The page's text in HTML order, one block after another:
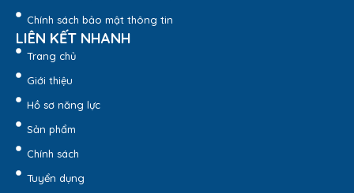
Sổ tay bìa còng gập 2 B069 – Quatangviva.com
Chính sách bảo mật thông tin
LIÊN KẾT NHANH
Trang chủ
Giới thiệu
Hồ sơ năng lực
Sản phẩm
Chính sách
Tuyển dụng